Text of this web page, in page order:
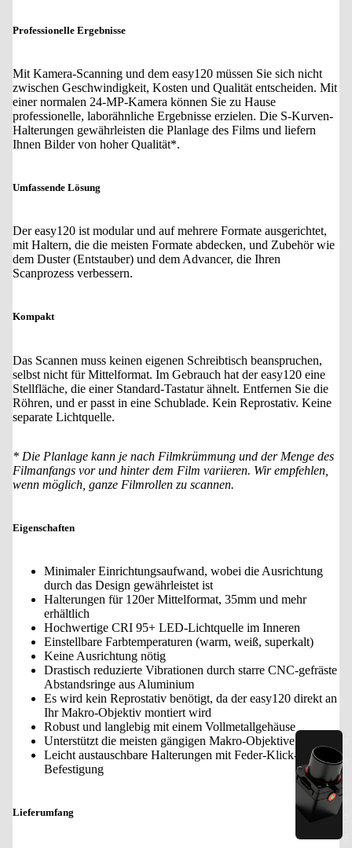
Professionelle Ergebnisse
Mit Kamera-Scanning und dem easy120 müssen Sie sich nicht
zwischen Geschwindigkeit, Kosten und Qualität entscheiden. Mit
einer normalen 24-MP-Kamera können Sie zu Hause
professionelle, laborähnliche Ergebnisse erzielen. Die S-Kurven-
Halterungen gewährleisten die Planlage des Films und liefern
Ihnen Bilder von hoher Qualität*.
Umfassende Lösung
Der easy120 ist modular und auf mehrere Formate ausgerichtet,
mit Haltern, die die meisten Formate abdecken, und Zubehör wie
dem Duster (Entstauber) und dem Advancer, die Ihren
Scanprozess verbessern.
Kompakt
Das Scannen muss keinen eigenen Schreibtisch beanspruchen,
selbst nicht für Mittelformat. Im Gebrauch hat der easy120 eine
Stellfläche, die einer Standard-Tastatur ähnelt. Entfernen Sie die
Röhren, und er passt in eine Schublade. Kein Reprostativ. Keine
separate Lichtquelle.
* Die Planlage kann je nach Filmkrümmung und der Menge des
Filmanfangs vor und hinter dem Film variieren. Wir empfehlen,
wenn möglich, ganze Filmrollen zu scannen.
Eigenschaften
Minimaler Einrichtungsaufwand, wobei die Ausrichtung
durch das Design gewährleistet ist
Halterungen für 120er Mittelformat, 35mm und mehr
erhältlich
Hochwertige CRI 95+ LED-Lichtquelle im Inneren
Einstellbare Farbtemperaturen (warm, weiß, superkalt)
Keine Ausrichtung nötig
Drastisch reduzierte Vibrationen durch starre CNC-gefräste
Abstandsringe aus Aluminium
Es wird kein Reprostativ benötigt, da der easy120 direkt an
Ihr Makro-Objektiv montiert wird
Robust und langlebig mit einem Vollmetallgehäuse
Unterstützt die meisten gängigen Makro-Objektive
Leicht austauschbare Halterungen mit Feder-Klick-
Befestigung
Lieferumfang